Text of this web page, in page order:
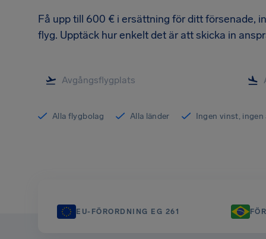
Få upp till 600 € i ersättning för ditt försenade,
flyg. Upptäck hur enkelt det är att skicka in
Alla flygbolag Alla länder Ingen vinst,
EU-FÖRORDNING EG 261